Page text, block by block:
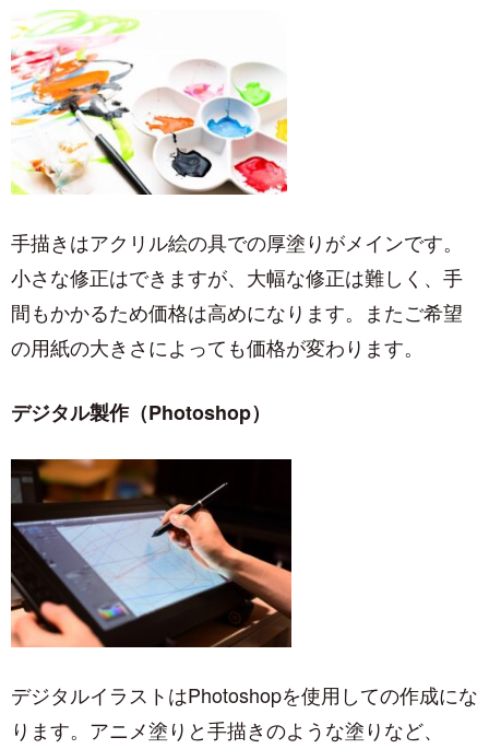
手描きはアクリル絵の具での厚塗りがメインです。
小さな修正はできますが、大幅な修正は難しく、手
間もかかるため価格は高めになります。またご希望
の用紙の大きさによっても価格が変わります。
デジタル製作（Photoshop）
デジタルイラストはPhotoshopを使用しての作成にな
ります。アニメ塗りと手描きのような塗りなど、